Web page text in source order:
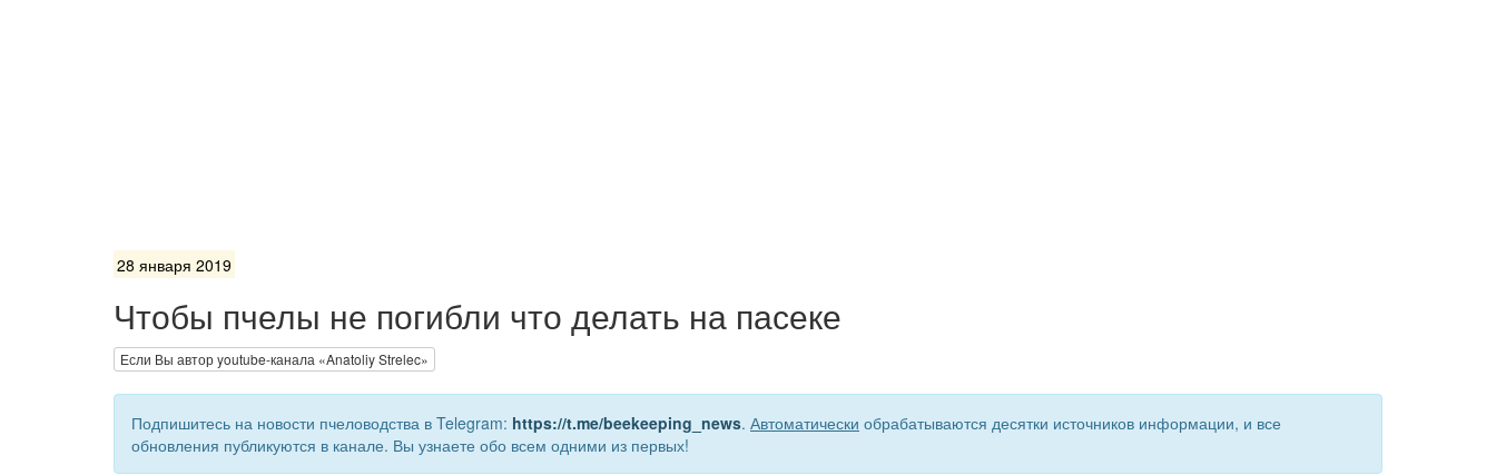
28 января 2019
Чтобы пчелы не погибли что делать на пасеке
Если Вы автор youtube-канала «Anatoliy Strelec»
Подпишитесь на новости пчеловодства в Telegram: https://t.me/beekeeping_news. Автоматически обрабатываются десятки источников информации, и все
обновления публикуются в канале. Вы узнаете обо всем одними из первых!